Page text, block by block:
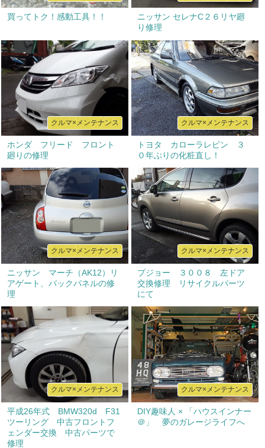
買ってトク！感動工具！！
ニッサン セレナC２６リヤ廻
り修理
クルマ×メンテナンス
ホンダ フリード フロント
廻りの修理
クルマ×メンテナンス
トヨタ カローラレビン ３
０年ぶりの化粧直し！
クルマ×メンテナンス
ニッサン マーチ（AK12）リ
アゲート、バックパネルの修
理
クルマ×メンテナンス
プジョー ３００８ 左ドア
交換修理 リサイクルパーツ
にて
クルマ×メンテナンス
平成26年式 BMW320d F31
ツーリング 中古フロントフ
ェンダー交換 中古パーツで
修理
クルマ×メンテナンス
DIY趣味人 × 「ハウスインナー
＠」 夢のガレージライフへ